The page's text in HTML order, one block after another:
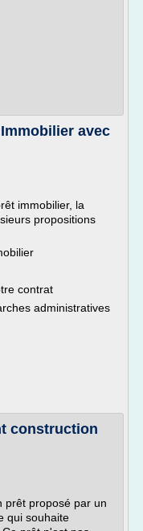
avec
immobilier, la
propositions
contrat
administratives
construction
prêt proposé par un
qui souhaite